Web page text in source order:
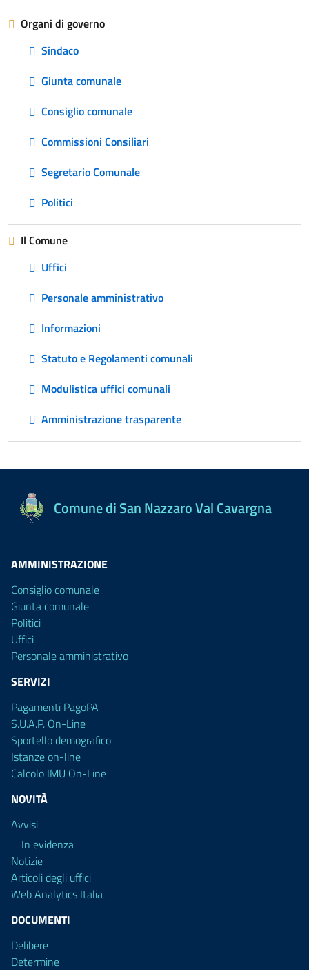
Organi di governo
Sindaco
Giunta comunale
Consiglio comunale
Commissioni Consiliari
Segretario Comunale
Politici
Il Comune
Uffici
Personale amministrativo
Informazioni
Statuto e Regolamenti comunali
Modulistica uffici comunali
Amministrazione trasparente
Comune di San Nazzaro Val Cavargna
AMMINISTRAZIONE
Consiglio comunale
Giunta comunale
Politici
Uffici
Personale amministrativo
SERVIZI
Pagamenti PagoPA
S.U.A.P. On-Line
Sportello demografico
Istanze on-line
Calcolo IMU On-Line
NOVITÀ
Avvisi
In evidenza
Notizie
Articoli degli uffici
Web Analytics Italia
DOCUMENTI
Delibere
Determine